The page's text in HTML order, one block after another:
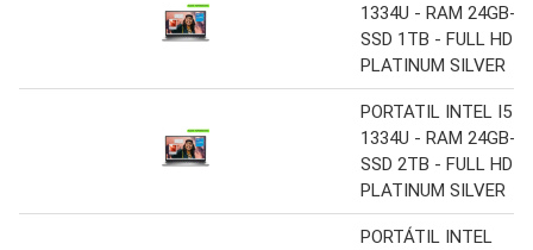
1334U - RAM 24GB-
SSD 1TB - FULL HD
PLATINUM SILVER
PORTATIL INTEL I5
1334U - RAM 24GB-
SSD 2TB - FULL HD
PLATINUM SILVER
PORTÁTIL INTEL